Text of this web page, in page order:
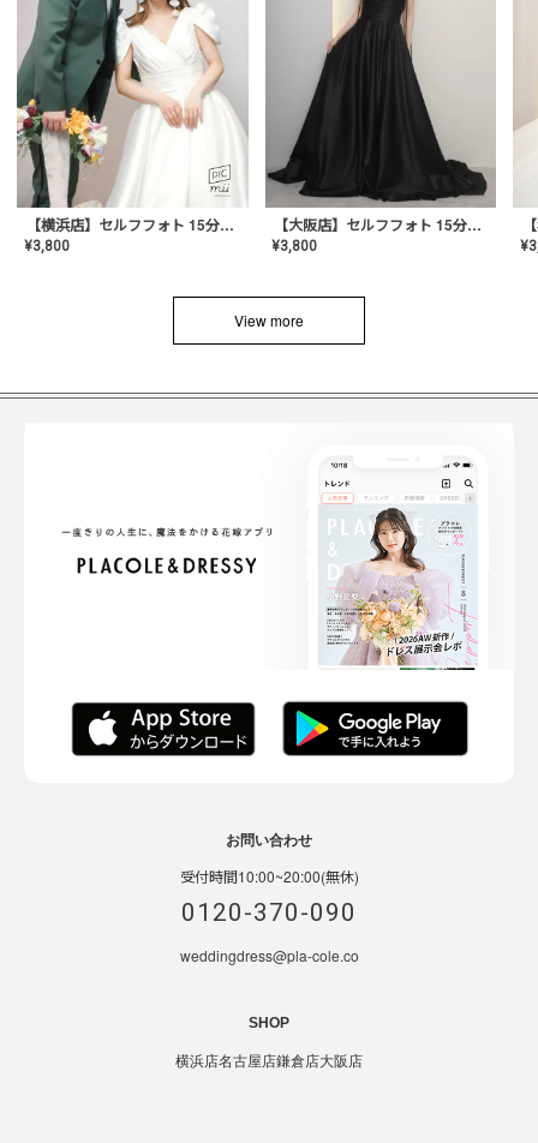
【横浜店】セルフフォト 15分撮り放題プラン
¥3,800
【大阪店】セルフフォト 15分撮り放題プラン
¥3,800 ¥
View more
お問い合わせ
受付時間10:00~20:00(無休)
0120-370-090
weddingdress@pla-cole.co
SHOP
横浜店名古屋店鎌倉店大阪店